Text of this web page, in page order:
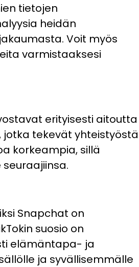
tietojen
heidän
Voit myös
varmistaaksesi
erityisesti aitoutta
jotka tekevät yhteistyöstä
korkeampia, sillä
Snapchat on
suosio on
elämäntapa- ja
ja syvällisemmälle